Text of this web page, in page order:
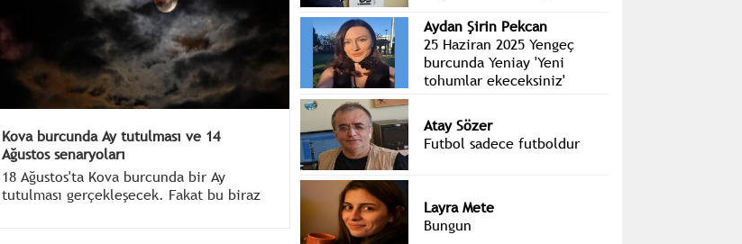
Kova burcunda Ay tutulması ve 14
Ağustos senaryoları
18 Ağustos'ta Kova burcunda bir Ay
tutulması gerçekleşecek. Fakat bu biraz
Aydan Şirin Pekcan
25 Haziran 2025 Yengeç
burcunda Yeniay 'Yeni
tohumlar ekeceksiniz'
Atay Sözer
Futbol sadece futboldur
Layra Mete
Bungun